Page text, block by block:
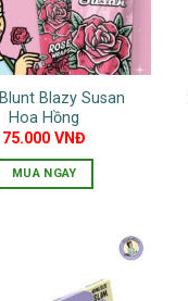
Blazy Susan
Hoa Hồng
75.000VNĐ
MUA NGAY